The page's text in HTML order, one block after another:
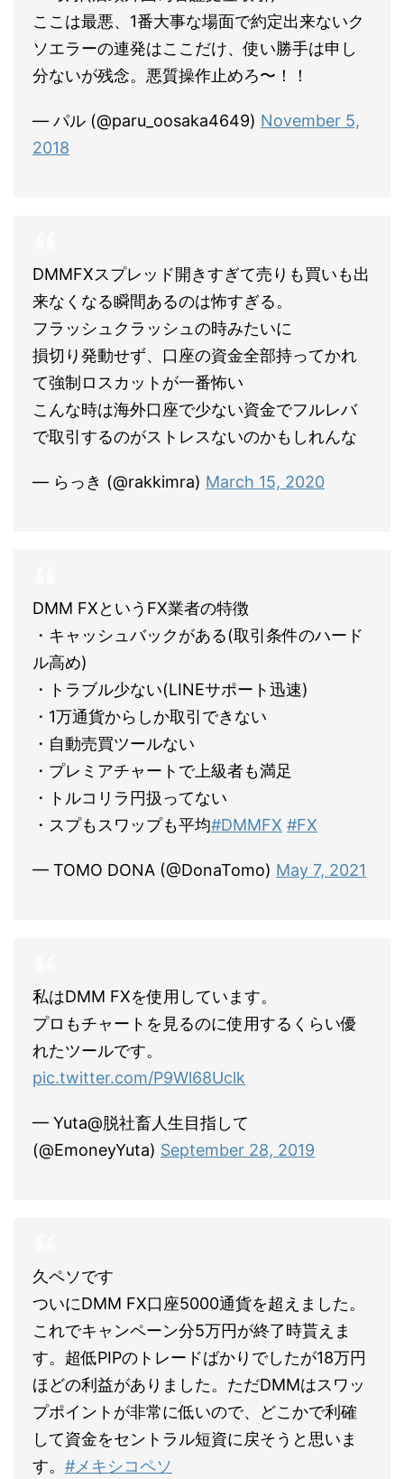
ここは最悪、1番大事な場面で約定出来ないク
ソエラーの連発はここだけ、使い勝手は申し
分ないが残念。悪質操作止めろ〜！！
— パル (@paru_oosaka4649) November 5,
2018
DMMFXスプレッド開きすぎて売りも買いも出
来なくなる瞬間あるのは怖すぎる。
フラッシュクラッシュの時みたいに
損切り発動せず、口座の資金全部持ってかれ
て強制ロスカットが一番怖い
こんな時は海外口座で少ない資金でフルレバ
で取引するのがストレスないのかもしれんな
— らっき (@rakkimra) March 15, 2020
DMM FXというFX業者の特徴
・キャッシュバックがある(取引条件のハード
ル高め)
・トラブル少ない(LINEサポート迅速)
・1万通貨からしか取引できない
・自動売買ツールない
・プレミアチャートで上級者も満足
・トルコリラ円扱ってない
・スプもスワップも平均#DMMFX #FX
— TOMO DONA (@DonaTomo) May 7, 2021
私はDMM FXを使用しています。
プロもチャートを見るのに使用するくらい優
れたツールです。
pic.twitter.com/P9Wl68Uclk
— Yuta@脱社畜人生目指して
(@EmoneyYuta) September 28, 2019
久ペソです
ついにDMM FX口座5000通貨を超えました。
これでキャンペーン分5万円が終了時貰えま
す。超低PIPのトレードばかりでしたが18万円
ほどの利益がありました。ただDMMはスワッ
プポイントが非常に低いので、どこかで利確
して資金をセントラル短資に戻そうと思いま
す。 #メキシコペソ